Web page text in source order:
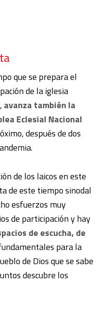
que se prepara el
de la iglesia
avanza también la
Eclesial Nacional
después de dos
de los laicos en este
de este tiempo sinodal
esfuerzos muy
de participación y hay
de escucha, de
para la
de Dios que se sabe
descubre los